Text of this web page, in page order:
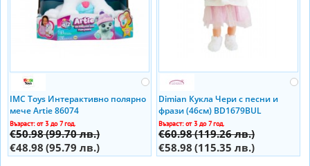
IMC Toys Интерактивно полярно
мече Artie 86074
Възраст: от 3 до 7 год.
€50.98(99.70 лв.)
€48.98 (95.79 лв.)
Dimian Кукла Чери с песни и
фрази (46см) BD1679BUL
Възраст: от 3 до 7 год.
€60.98(119.26 лв.)
€58.98 (115.35 лв.)